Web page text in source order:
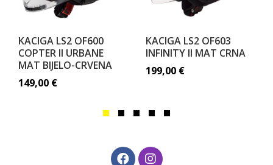
KACIGA LS2 OF600
COPTER II URBANE
MAT BIJELO-CRVENA
149,00 €
KACIGA LS2 OF603
INFINITY II MAT CRNA
199,00 €